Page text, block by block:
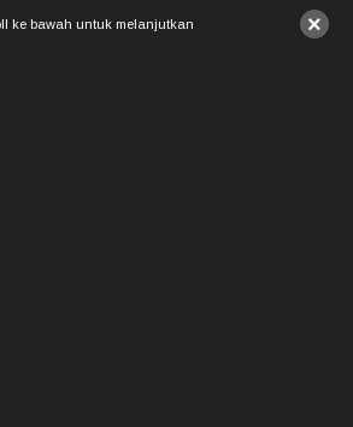
×
ke bawah untuk melanjutkan